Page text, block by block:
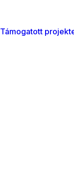
Támogatott